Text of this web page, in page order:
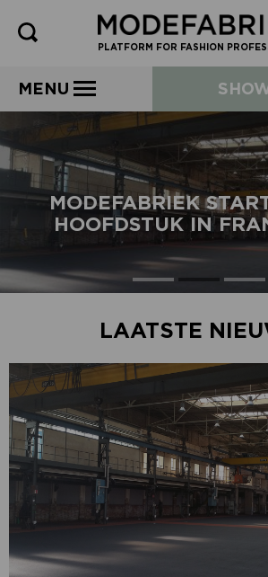
PLATFORM FOR FASHION
MENU
MODEFABRIEK
HOOFDSTUK IN
LAATSTE